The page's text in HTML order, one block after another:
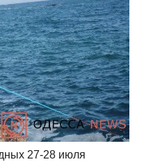
27-28 июля